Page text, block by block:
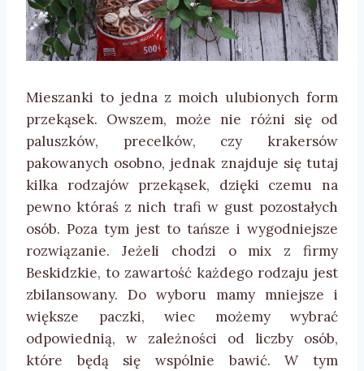
Mieszanki to jedna z moich ulubionych form
przekąsek. Owszem, może nie różni się od
paluszków, precelków, czy krakersów
pakowanych osobno, jednak znajduje się tutaj
kilka rodzajów przekąsek, dzięki czemu na
pewno któraś z nich trafi w gust pozostałych
osób. Poza tym jest to tańsze i wygodniejsze
rozwiązanie. Jeżeli chodzi o mix z firmy
Beskidzkie, to zawartość każdego rodzaju jest
zbilansowany. Do wyboru mamy mniejsze i
większe paczki, wiec możemy wybrać
odpowiednią, w zależności od liczby osób,
które będą się wspólnie bawić. W tym